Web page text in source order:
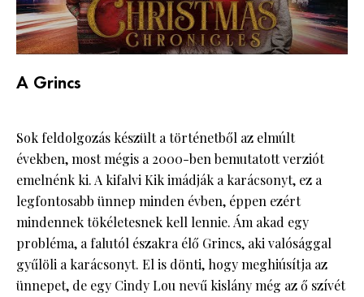
A Grincs
Sok feldolgozás készült a történetből az elmúlt
években, most mégis a 2000-ben bemutatott verziót
emelnénk ki. A kifalvi Kik imádják a karácsonyt, ez a
legfontosabb ünnep minden évben, éppen ezért
mindennek tökéletesnek kell lennie. Ám akad egy
probléma, a falutól északra élő Grincs, aki valósággal
gyűlöli a karácsonyt. El is dönti, hogy meghiúsítja az
ünnepet, de egy Cindy Lou nevű kislány még az ő szívét